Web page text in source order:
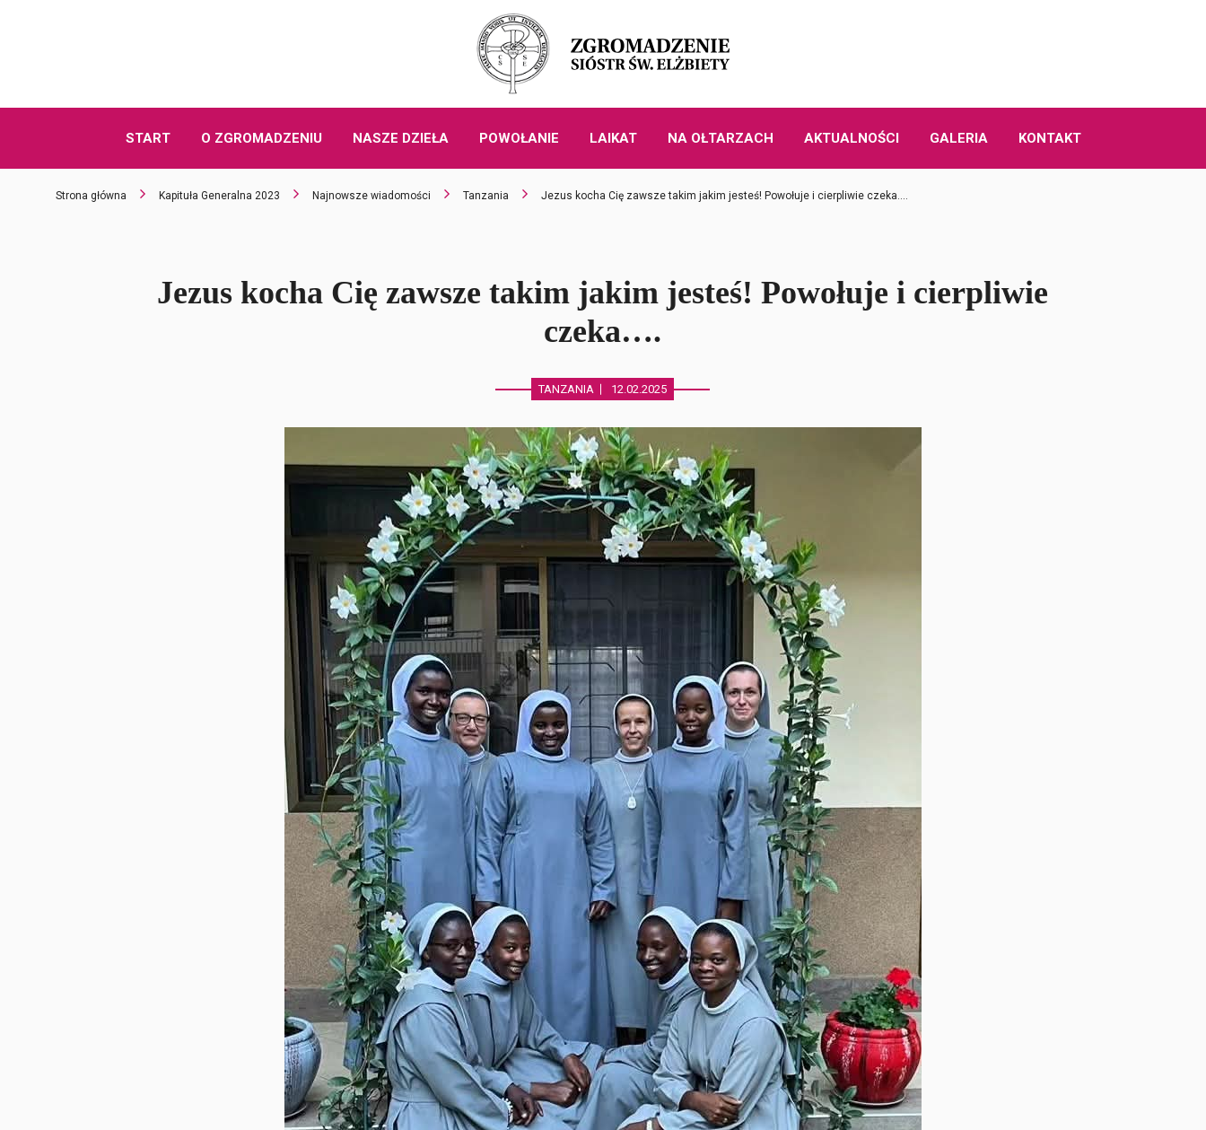
START O ZGROMADZENIU NASZE DZIEŁA POWOŁANIE LAIKAT NA OŁTARZACH AKTUALNOŚCI GALERIA KONTAKT
Strona główna Kapituła Generalna 2023 Najnowsze wiadomości Tanzania Jezus kocha Cię zawsze takim jakim jesteś! Powołuje i cierpliwie czeka….
Jezus kocha Cię zawsze takim jakim jesteś! Powołuje i cierpliwie
czeka….
TANZANIA 12.02.2025